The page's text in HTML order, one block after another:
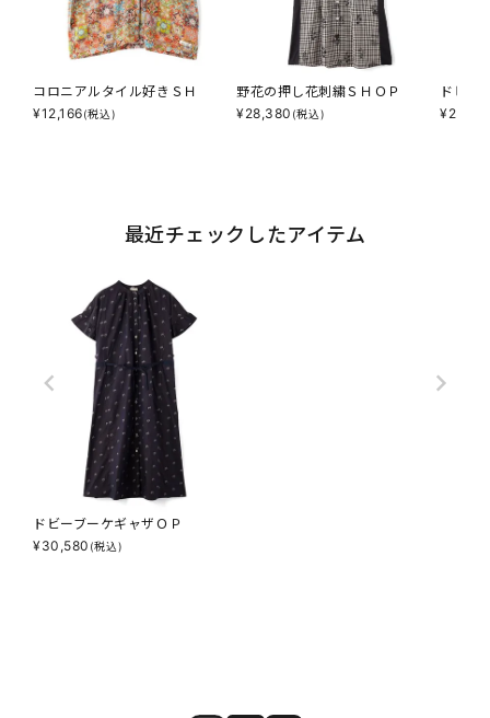
コロニアルタイル好きＳＨ
¥12,166(税込)
野花の押し花刺繍ＳＨＯＰ
¥28,380 (税込)
ドビー
¥
最近チェックしたアイテム
ドビーブーケギャザＯＰ
¥30,580 (税込)